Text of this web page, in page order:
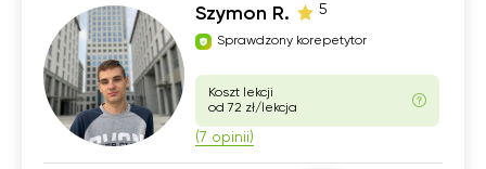
Szymon R. 5
Sprawdzony korepetytor
Koszt lekcji
od 72 zł/lekcja
(7 opinii)